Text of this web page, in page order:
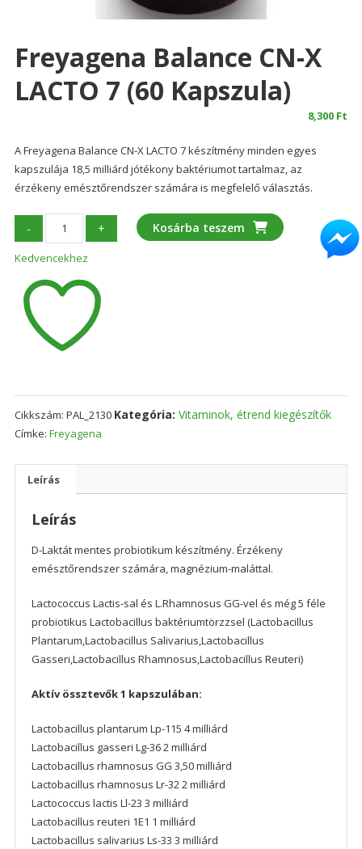
Freyagena Balance CN-X
LACTO 7 (60 Kapszula)
8,300 Ft
A Freyagena Balance CN-X LACTO 7 készítmény minden egyes
kapszulája 18,5 milliárd jótékony baktériumot tartalmaz, az
érzékeny emésztőrendszer számára is megfelelő választás.
-
Freyagena
Balance
CN-
X
LACTO
(60
kapszula)
+ Kosárba teszem
Kedvencekhez
Cikkszám: PAL_2130 Kategória: Vitaminok, étrend kiegészítők
Címke: Freyagena
Leírás
Leírás
D-Laktát mentes probiotikum készítmény. Érzékeny
emésztőrendszer számára, magnézium-maláttal.
Lactococcus Lactis-sal és L.Rhamnosus GG-vel és még 5 féle
probiotikus Lactobacillus baktériumtörzzsel (Lactobacillus
Plantarum,Lactobacillus Salivarius,Lactobacillus
Gasseri,Lactobacillus Rhamnosus,Lactobacillus Reuteri)
Aktív össztevők 1 kapszulában:
Lactobacillus plantarum Lp-115 4 milliárd
Lactobacillus gasseri Lg-36 2 milliárd
Lactobacillus rhamnosus GG 3,50 milliárd
Lactobacillus rhamnosus Lr-32 2 milliárd
Lactococcus lactis Ll-23 3 milliárd
Lactobacillus reuteri 1E1 1 milliárd
Lactobacillus salivarius Ls-33 3 milliárd